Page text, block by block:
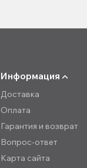
Информация
Доставка
Оплата
Гарантия и возврат
Вопрос-ответ
Карта сайта